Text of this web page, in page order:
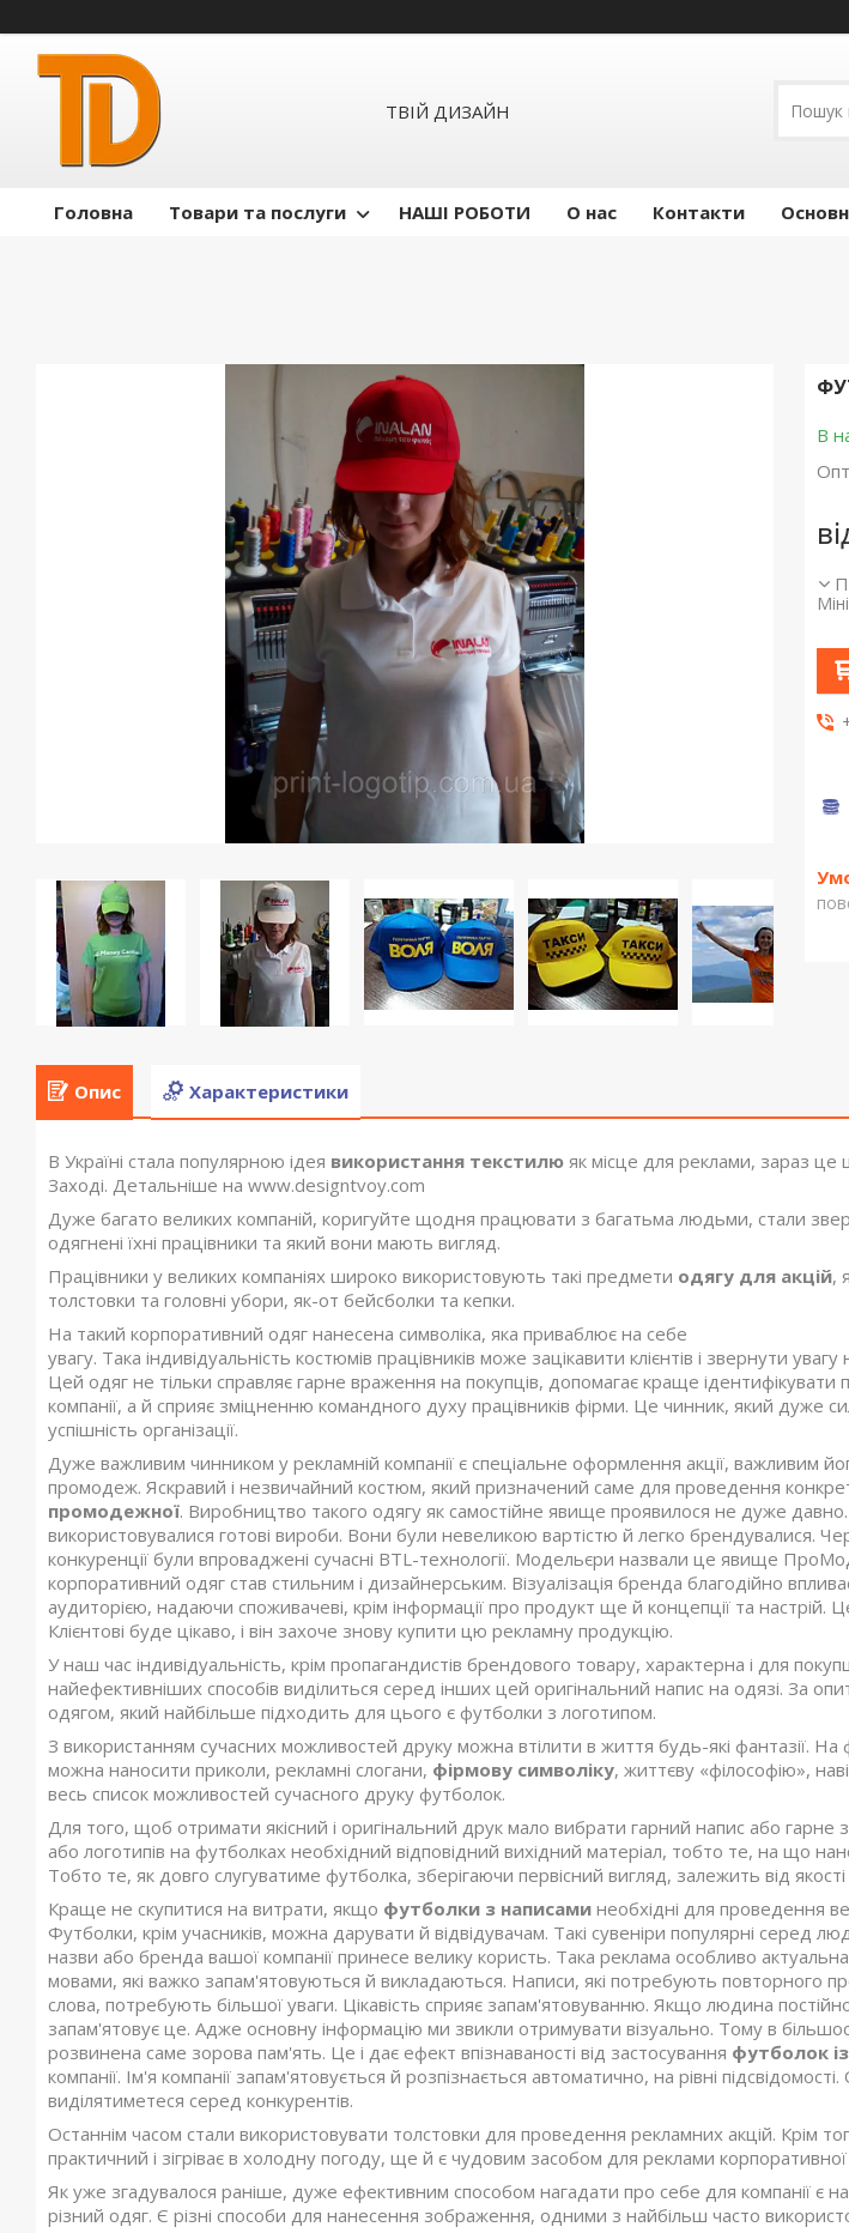
ТВІЙ ДИЗАЙН
Головна Товари та послуги НАШІ РОБОТИ О нас Контакти
В
Опис Характеристики
В Україні стала популярною ідея використання текстилю як місце для реклами, зараз
Заході. Детальніше на www.designtvoy.com
Дуже багато великих компаній, коригуйте щодня працювати з багатьма людьми, стали
одягнені їхні працівники та який вони мають вигляд.
Працівники у великих компаніях широко використовують такі предмети одягу для акцій,
толстовки та головні убори, як-от бейсболки та кепки.
На такий корпоративний одяг нанесена символіка, яка приваблює на себе
увагу. Така індивідуальність костюмів працівників може зацікавити клієнтів і звернути
Цей одяг не тільки справляє гарне враження на покупців, допомагає краще ідентифікувати
компанії, а й сприяє зміцненню командного духу працівників фірми. Це чинник, який дуже
успішність організації.
Дуже важливим чинником у рекламній компанії є спеціальне оформлення акції, важливим
промодеж. Яскравий і незвичайний костюм, який призначений саме для проведення
промодежної. Виробництво такого одягу як самостійне явище проявилося не дуже
використовувалися готові вироби. Вони були невеликою вартістю й легко брендувалися.
конкуренції були впроваджені сучасні BTL-технології. Модельєри назвали це явище
корпоративний одяг став стильним і дизайнерським. Візуалізація бренда благодійно
аудиторією, надаючи споживачеві, крім інформації про продукт ще й концепції та настрій.
Клієнтові буде цікаво, і він захоче знову купити цю рекламну продукцію.
У наш час індивідуальність, крім пропагандистів брендового товару, характерна і для
найефективніших способів виділиться серед інших цей оригінальний напис на одязі. За
одягом, який найбільше підходить для цього є футболки з логотипом.
З використанням сучасних можливостей друку можна втілити в життя будь-які фантазії.
можна наносити приколи, рекламні слогани, фірмову символіку, життєву «філософію»,
весь список можливостей сучасного друку футболок.
Для того, щоб отримати якісний і оригінальний друк мало вибрати гарний напис або
або логотипів на футболках необхідний відповідний вихідний матеріал, тобто те, на що
Тобто те, як довго слугуватиме футболка, зберігаючи первісний вигляд, залежить від якості
Краще не скупитися на витрати, якщо футболки з написами необхідні для проведення
Футболки, крім учасників, можна дарувати й відвідувачам. Такі сувеніри популярні серед
назви або бренда вашої компанії принесе велику користь. Така реклама особливо
мовами, які важко запам'ятовуються й викладаються. Написи, які потребують повторного
слова, потребують більшої уваги. Цікавість сприяє запам'ятовуванню. Якщо людина
запам'ятовує це. Адже основну інформацію ми звикли отримувати візуально. Тому в
розвинена саме зорова пам'ять. Це і дає ефект впізнаваності від застосування футболок
компанії. Ім'я компанії запам'ятовується й розпізнається автоматично, на рівні
виділятиметеся серед конкурентів.
Останнім часом стали використовувати толстовки для проведення рекламних акцій. Крім
практичний і зігріває в холодну погоду, ще й є чудовим засобом для реклами
Як уже згадувалося раніше, дуже ефективним способом нагадати про себе для компанії є
різний одяг. Є різні способи для нанесення зображення, одними з найбільш часто